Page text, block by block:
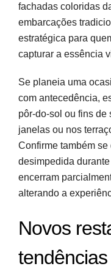
fachadas coloridas
embarcações
estratégica para
capturar a essência
Se planeia uma
com antecedência,
pôr-do-sol ou fins de
janelas ou nos
Confirme também
desimpedida
encerram
alterando a
Novos